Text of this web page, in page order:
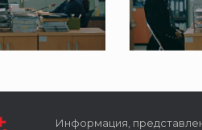
Информация,